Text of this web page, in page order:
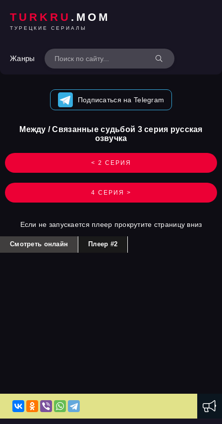
TURKRU .MOM
ТУРЕЦКИЕ СЕРИАЛЫ
Жанры
Подписаться на Telegram
< 2 СЕРИЯ
Между / Связанные судьбой 3 серия русская
озвучка
4 СЕРИЯ >
Если не запускается плеер прокрутите страницу вниз
Смотреть онлайн Плеер #2